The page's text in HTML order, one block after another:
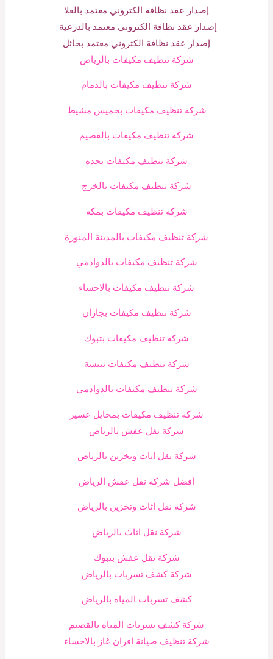
إصدار عقد نظافة الكتروني معتمد بالعلا
إصدار عقد نظافة الكتروني معتمد بالدرعية
إصدار عقد نظافة الكتروني معتمد بحائل
شركة تنظيف مكيفات بالرياض
شركة تنظيف مكيفات بالدمام
شركة تنظيف مكيفات بخميس مشيط
شركة تنظيف مكيفات بالقصيم
شركة تنظيف مكيفات بجده
شركة تنظيف مكيفات بالخرج
شركة تنظيف مكيفات بمكه
شركة تنظيف مكيفات بالمدينة المنورة
شركة تنظيف مكيفات بالدوادمي
شركة تنظيف مكيفات بالاحساء
شركة تنظيف مكيفات بجازان
شركة تنظيف مكيفات بتبوك
شركة تنظيف مكيفات ببيشة
شركة تنظيف مكيفات بالدوادمي
شركة تنظيف مكيفات بمحايل عسير
شركة نقل عفش بالرياض
شركة نقل اثاث وتخزين بالرياض
أفضل شركة نقل عفش الرياض
شركة نقل اثاث وتخزين بالرياض
شركة نقل اثاث بالرياض
شركة نقل عفش بتبوك
شركة كشف تسربات بالرياض
كشف تسربات المياه بالرياض
شركة كشف تسربات المياه بالقصيم
شركة تنظيف صيانة افران غاز بالاحساء